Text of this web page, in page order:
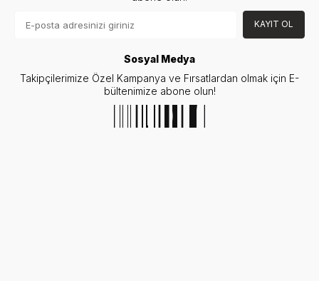
KAYIT OL
Sosyal Medya
Takipçilerimize Özel Kampanya ve Fırsatlardan olmak için E-
bültenimize abone olun!